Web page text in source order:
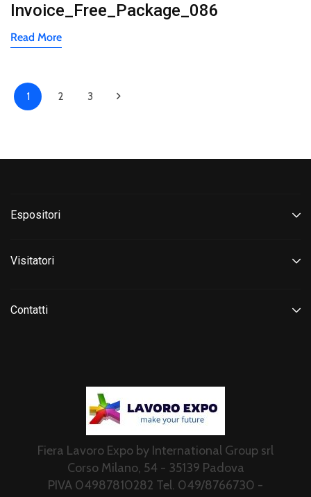
Invoice_Free_Package_086
Read More
1 2 3
Espositori
Visitatori
Contatti
Fiera Lavoro Expo by International Group srl
Corso Milano, 54 - 35139 Padova
PIVA 04987810282 Tel. 049/8766730 -